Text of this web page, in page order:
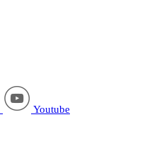
Youtube